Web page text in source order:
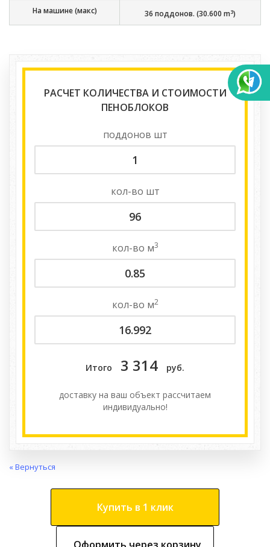
На машине (макс) 36 поддонов. (30.600 m3)
РАСЧЕТ КОЛИЧЕСТВА И СТОИМОСТИ
ПЕНОБЛОКОВ
поддонов шт
кол-во шт
кол-во м3
кол-во м2
Итого 3 314 руб.
доставку на ваш объект расcчитаем
индивидуально!
« Вернуться
Купить в 1 клик